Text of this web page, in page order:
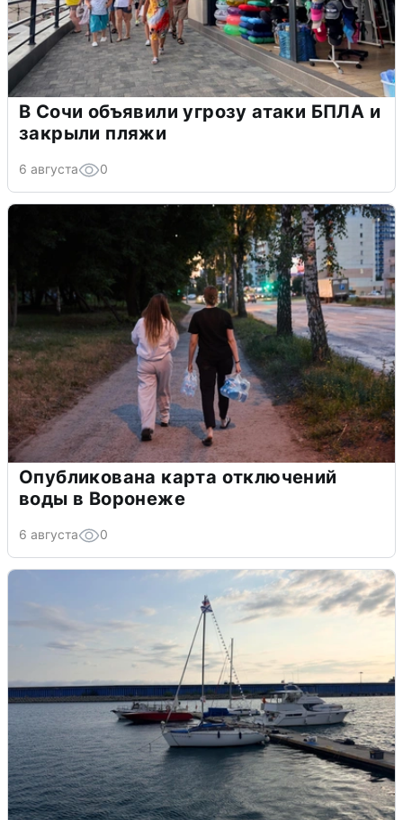
В Сочи объявили угрозу атаки БПЛА и
закрыли пляжи
6 августа 0
Опубликована карта отключений
воды в Воронеже
6 августа 0